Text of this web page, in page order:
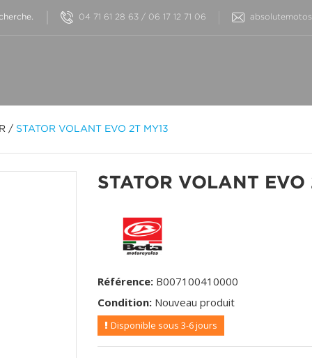
04 71 61 28 63 / 06 17 12 71 06
/ STATOR VOLANT EVO 2T MY13
STATOR VOLANT EVO
Référence: B007100410000
Condition: Nouveau produit
Disponible sous 3-6 jours